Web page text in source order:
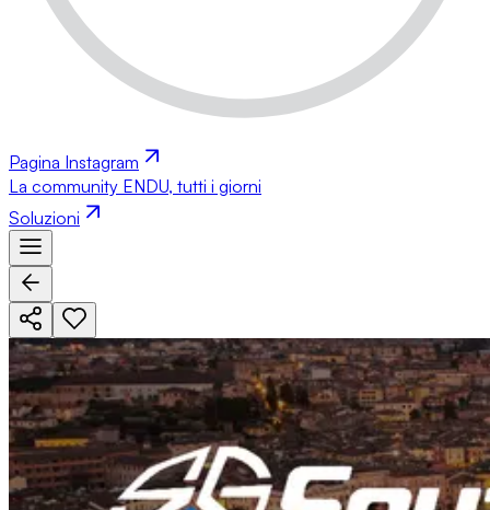
Pagina Instagram
La community ENDU, tutti i giorni
Soluzioni